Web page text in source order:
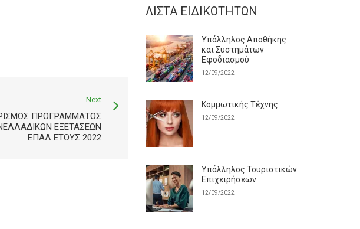
Next
ΠΡΟΓΡΆΜΜΑΤΟΣ
ΕΞΕΤΆΣΕΩΝ
ΕΠΑΛ ΈΤΟΥΣ 2022
ΛΊΣΤΑ ΕΙΔΙΚΟΤΉΤΩΝ
Υπάλληλος Αποθήκης
και Συστημάτων
Εφοδιασμού
12/09/2022
Κομμωτικής Τέχνης
12/09/2022
Υπάλληλος Τουριστικών
Επιχειρήσεων
12/09/2022